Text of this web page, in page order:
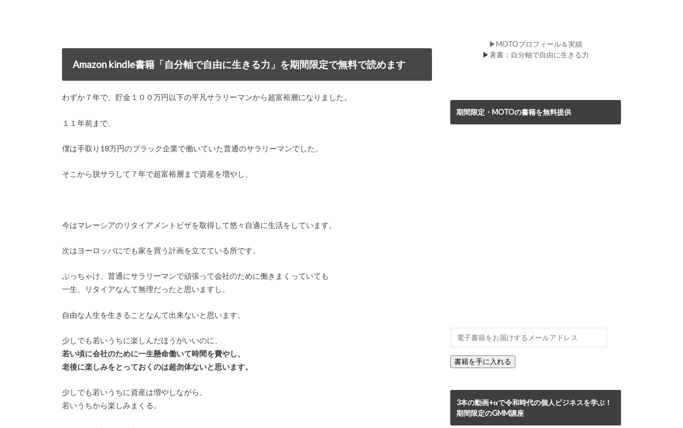
Amazon kindle書籍「自分軸で自由に生きる力」を期間限定で無料で読めます
わずか７年で、貯金１００万円以下の平凡サラリーマンから超富裕層になりました。
１１年前まで、
僕は手取り18万円のブラック企業で働いていた普通のサラリーマンでした。
そこから脱サラして７年で超富裕層まで資産を増やし、
今はマレーシアのリタイアメントビザを取得して悠々自適に生活をしています。
次はヨーロッパにでも家を買う計画を立てている所です。
ぶっちゃけ、普通にサラリーマンで頑張って会社のために働きまくっていても
一生、リタイアなんて無理だったと思いますし、
自由な人生を生きることなんて出来ないと思います。
少しでも若いうちに楽しんだほうがいいのに、
若い頃に会社のために一生懸命働いて時間を費やし、
老後に楽しみをとっておくのは超勿体ないと思います。
少しでも若いうちに資産は増やしながら、
若いうちから楽しみまくる。
▶MOTOプロフィール＆実績
▶著書：自分軸で自由に生きる力
期間限定・MOTOの書籍を無料提供
3本の動画+αで令和時代の個人ビジネスを学ぶ！
期間限定のGMM講座